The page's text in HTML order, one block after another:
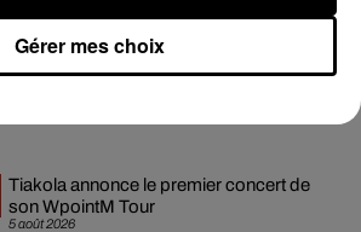
Russ frappe fort avec son nouveau
single « Coulda Shoulda Woulda »
5 août 2026
Tiakola annonce le premier concert de
son WpointM Tour
Gérer mes choix